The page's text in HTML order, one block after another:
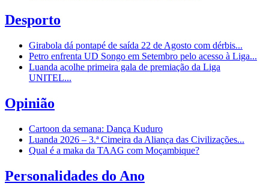
Desporto
Girabola dá pontapé de saída 22 de Agosto com dérbis...
Petro enfrenta UD Songo em Setembro pelo acesso à Liga...
Luanda acolhe primeira gala de premiação da Liga
UNITEL...
Opinião
Cartoon da semana: Dança Kuduro
Luanda 2026 – 3.ª Cimeira da Aliança das Civilizações...
Qual é a maka da TAAG com Moçambique?
Personalidades do Ano